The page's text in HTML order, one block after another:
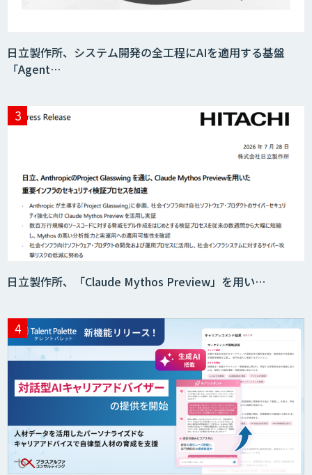
日立製作所、システム開発の全工程にAIを適用する基盤
「Agent…
日立製作所、「Claude Mythos Preview」を用い…